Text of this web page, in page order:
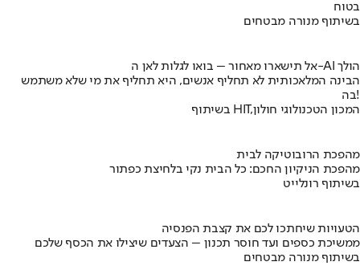
בטוח
בשיתוף מנורה מבטחים
אל תישארו מאחור – בואו לגלות לאן ה-AI הולך
הבינה המלאכותית לא תחליף אנשים, היא תחליף את מי שלא משתמש
בה!
בשיתוף HIT,המכון הטכנולוגי חולון
מהפכת הרובוטיקה לבית
מהפכת הניקיון החכם: כל הבית נקי בלחיצת כפתור
בשיתוף רונלייט
הטעויות שיחתכו לכם את קצבת הפנסיה
ממשיכת כספים ועד חוסר תכנון – הצעדים שיצילו את הכסף שלכם
בשיתוף מנורה מבטחים